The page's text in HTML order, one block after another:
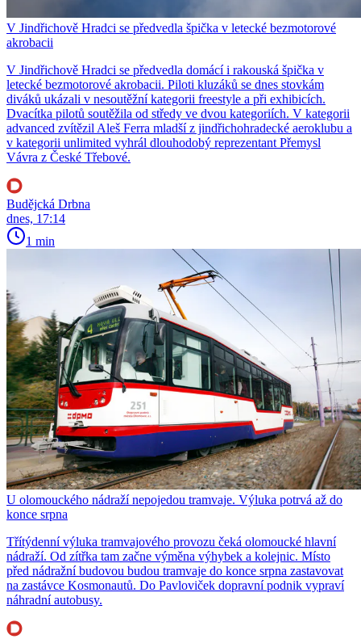
V Jindřichově Hradci se předvedla špička v letecké bezmotorové
akrobacii
V Jindřichově Hradci se předvedla domácí i rakouská špička v
letecké bezmotorové akrobacii. Piloti kluzáků se dnes stovkám
diváků ukázali v nesoutěžní kategorii freestyle a při exhibicích.
Dvacítka pilotů soutěžila od středy ve dvou kategoriích. V kategorii
advanced zvítězil Aleš Ferra mladší z jindřichohradecké aeroklubu a
v kategorii unlimited vyhrál dlouhodobý reprezentant Přemysl
Vávra z České Třebové.
Budějcká Drbna
dnes, 17:14
1 min
U olomouckého nádraží nepojedou tramvaje. Výluka potrvá až do
konce srpna
Třítýdenní výluka tramvajového provozu čeká olomoucké hlavní
nádraží. Od zítřka tam začne výměna výhybek a kolejnic. Místo
před nádražní budovou budou tramvaje do konce srpna zastavovat
na zastávce Kosmonautů. Do Pavloviček dopravní podnik vypraví
náhradní autobusy.